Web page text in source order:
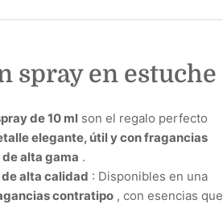
spray en estuche
de 10 ml son el regalo perfecto
elegante, útil y con fragancias
alta gama .
alta calidad : Disponibles en una
contratipo , con esencias que